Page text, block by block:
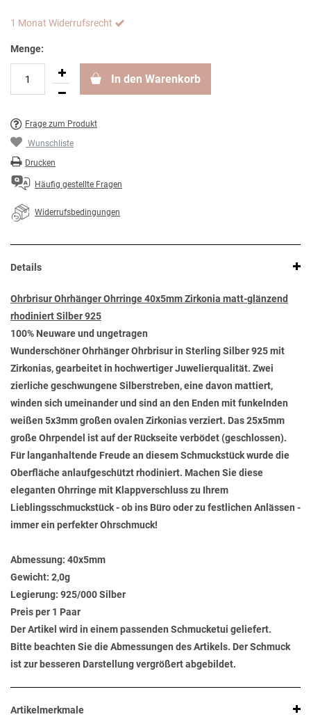
1 Monat Widerrufsrecht
Menge:
In den Warenkorb
Frage zum Produkt
Wunschliste
Drucken
Häufig gestellte Fragen
Widerrufsbedingungen
Details
Ohrbrisur Ohrhänger Ohrringe 40x5mm Zirkonia matt-glänzend
rhodiniert Silber 925
100% Neuware und ungetragen
Wunderschöner Ohrhänger Ohrbrisur in Sterling Silber 925 mit
Zirkonias, gearbeitet in hochwertiger Juwelierqualität. Zwei
zierliche geschwungene Silberstreben, eine davon mattiert,
winden sich umeinander und sind an den Enden mit funkelnden
weißen 5x3mm großen ovalen Zirkonias verziert. Das 25x5mm
große Ohrpendel ist auf der Rückseite verbödet (geschlossen).
Für langanhaltende Freude an diesem Schmuckstück wurde die
Oberfläche anlaufgeschützt rhodiniert. Machen Sie diese
eleganten Ohrringe mit Klappverschluss zu Ihrem
Lieblingsschmuckstück - ob ins Büro oder zu festlichen Anlässen -
immer ein perfekter Ohrschmuck!
Abmessung: 40x5mm
Gewicht: 2,0g
Legierung: 925/000 Silber
Preis per 1 Paar
Der Artikel wird in einem passenden Schmucketui geliefert.
Bitte beachten Sie die Abmessungen des Artikels. Der Schmuck
ist zur besseren Darstellung vergrößert abgebildet.
Artikelmerkmale